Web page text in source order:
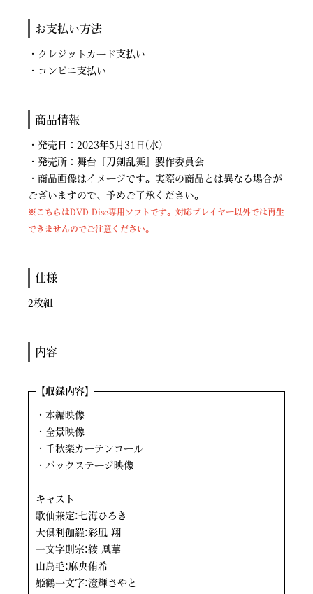
お支払い方法
・クレジットカード支払い
・コンビニ支払い
商品情報
・発売日：2023年5月31日(水)
・発売所：舞台『刀剣乱舞』製作委員会
・商品画像はイメージです。実際の商品とは異なる場合が
ございますので、予めご了承ください。
※こちらはDVD Disc専用ソフトです。対応プレイヤー以外では再生
できませんのでご注意ください。
仕様
2枚組
内容
【収録内容】
・本編映像
・全景映像
・千秋楽カーテンコール
・バックステージ映像
キャスト
歌仙兼定:七海ひろき
大倶利伽羅:彩凪 翔
一文字則宗:綾 凰華
山鳥毛:麻央侑希
姫鶴一文字:澄輝さやと